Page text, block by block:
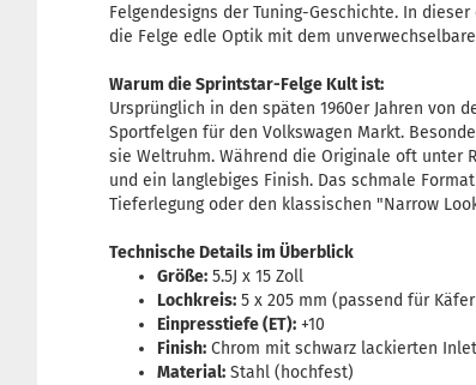
Felgendesigns der Tuning-Geschichte. In
die Felge edle Optik mit dem
Warum die Sprintstar-Felge Kult ist:
Ursprünglich in den späten 1960er Jahren von
Sportfelgen für den Volkswagen Markt.
sie Weltruhm. Während die Originale oft unter
und ein langlebiges Finish. Das schmale
Tieferlegung oder den klassischen "Narrow
Technische Details im Überblick
Größe: 5.5J x 15 Zoll
Lochkreis: 5 x 205 mm (passend für
Einpresstiefe (ET): +10
Finish: Chrom mit schwarz lackierten
Material: Stahl (hochfest)